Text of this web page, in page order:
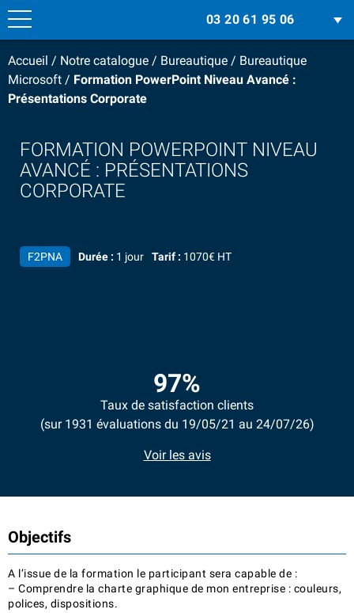
03 20 61 95 06
Accueil / Notre catalogue / Bureautique / Bureautique
Microsoft / Formation PowerPoint Niveau Avancé :
Présentations Corporate
FORMATION POWERPOINT NIVEAU
AVANCÉ : PRÉSENTATIONS
CORPORATE
F2PNA Durée : 1 jour Tarif : 1070€ HT
97%
Taux de satisfaction clients
(sur 1931 évaluations du 19/05/21 au 24/07/26)
Voir les avis
Objectifs
A l’issue de la formation le participant sera capable de :
– Comprendre la charte graphique de mon entreprise : couleurs,
polices, dispositions.